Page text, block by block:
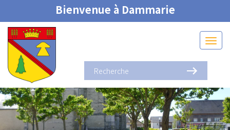
Bienvenue à Dammarie